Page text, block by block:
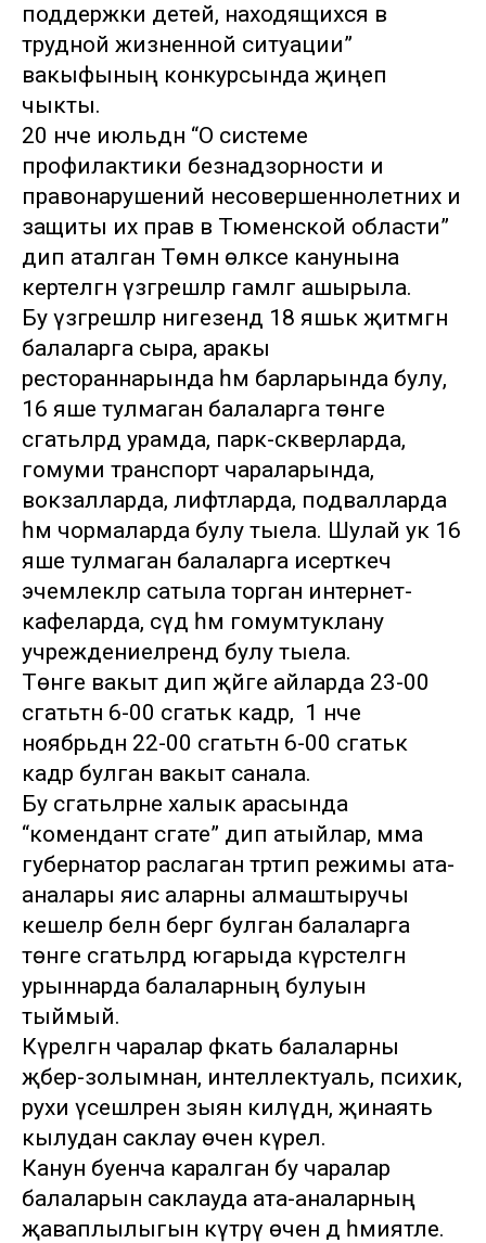
поддержки детей, находящихся в
трудной жизненной ситуации”
вакыфының конкурсында җиңеп
чыкты.
20 нче июльдән “О системе
профилактики безнадзорности и
правонарушений несовершеннолетних и
защиты их прав в Тюменской области”
дип аталган Төмән өлкәсе канунына
кертелгән үзгәрешләр гамәлгә ашырыла.
Бу үзгәрешләр нигезендә 18 яшькә җитмәгән
балаларга сыра, аракы
рестораннарында һәм барларында булу,
16 яше тулмаган балаларга төнге
сәгатьләрдә урамда, парк-скверларда,
гомуми транспорт чараларында,
вокзалларда, лифтларда, подвалларда
һәм чормаларда булу тыела. Шулай ук 16
яше тулмаган балаларга исерткеч
эчемлекләр сатыла торган интернет-
кафеларда, сәүдә һәм гомумтуклану
учреждениеләрендә булу тыела.
Төнге вакыт дип җәйге айларда 23-00
сәгатьтән 6-00 сәгатькә кадәр, ә 1 нче
ноябрьдән 22-00 сәгатьтән 6-00 сәгатькә
кадәр булган вакыт санала.
Бу сәгатьләрне халык арасында
“комендант сәгате” дип атыйлар, әмма
губернатор раслаган тәртип режимы ата-
аналары яисә аларны алмаштыручы
кешеләр белән бергә булган балаларга
төнге сәгатьләрдә югарыда күрсәтелгән
урыннарда балаларның булуын
тыймый.
Күрелгән чаралар фәкать балаларны
җәбер-золымнан, интеллектуаль, психик,
рухи үсешләренә зыян килүдән, җинаять
кылудан саклау өчен күрелә.
Канун буенча каралган бу чаралар
балаларын саклауда ата-аналарның
җаваплылыгын күтәрү өчен дә әһәмиятле.